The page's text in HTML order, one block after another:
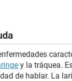
y la tráquea.
de hablar. La